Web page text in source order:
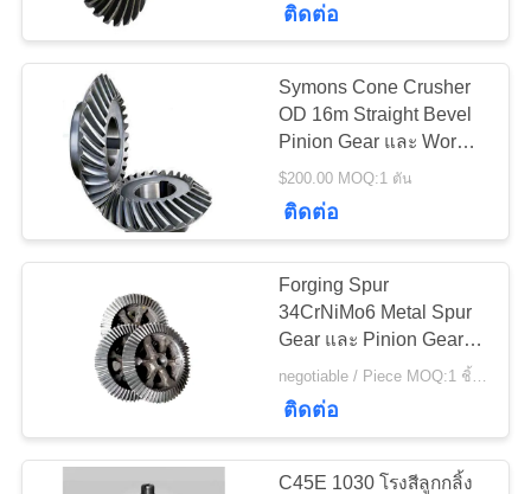
ขอ
เสนอ
เว็บไซต์
POLICY
เตาเผาแบบหมุน
ซีเมนต์
โรงบดแร่
268
ติดต่อ
Symons Cone Crusher
OD 16m Straight Bevel
Pinion Gear และ Worm
Pinion Gear Factory
$200.00 MOQ:1 ตัน
ติดต่อ
Forging Spur
34CrNiMo6 Metal Spur
Gear และ Pinion Gear
ราคาโรงงาน
negotiable / Piece MOQ:1 ชิ้น / ชิ้น
ติดต่อ
C45E 1030 โรงสีลูกกลิ้ง